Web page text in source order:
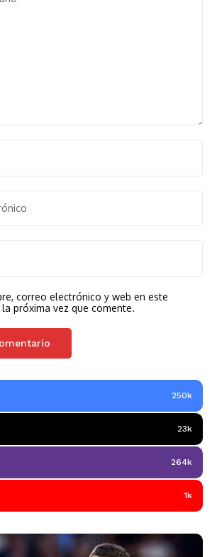
correo electrónico y web en este
próxima vez que comente.
250k
23k
264k
1k